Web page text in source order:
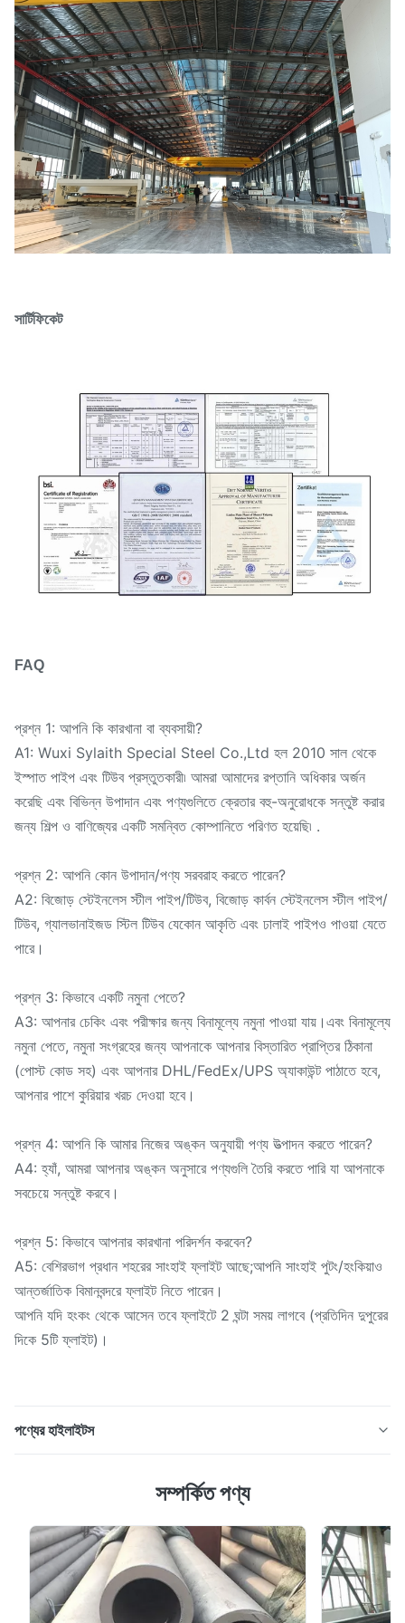
সার্টিফিকেট
FAQ
প্রশ্ন 1: আপনি কি কারখানা বা ব্যবসায়ী?
A1: Wuxi Sylaith Special Steel Co.,Ltd হল 2010 সাল থেকে
ইস্পাত পাইপ এবং টিউব প্রস্তুতকারী৷ আমরা আমাদের রপ্তানি অধিকার অর্জন
করেছি এবং বিভিন্ন উপাদান এবং পণ্যগুলিতে ক্রেতার বহু-অনুরোধকে সন্তুষ্ট করার
জন্য শিল্প ও বাণিজ্যের একটি সমন্বিত কোম্পানিতে পরিণত হয়েছি৷ .
প্রশ্ন 2: আপনি কোন উপাদান/পণ্য সরবরাহ করতে পারেন?
A2: বিজোড় স্টেইনলেস স্টীল পাইপ/টিউব, বিজোড় কার্বন স্টেইনলেস স্টীল পাইপ/
টিউব, গ্যালভানাইজড স্টিল টিউব যেকোন আকৃতি এবং ঢালাই পাইপও পাওয়া যেতে
পারে।
প্রশ্ন 3: কিভাবে একটি নমুনা পেতে?
A3: আপনার চেকিং এবং পরীক্ষার জন্য বিনামূল্যে নমুনা পাওয়া যায়।এবং বিনামূল্যে
নমুনা পেতে, নমুনা সংগ্রহের জন্য আপনাকে আপনার বিস্তারিত প্রাপ্তির ঠিকানা
(পোস্ট কোড সহ) এবং আপনার DHL/FedEx/UPS অ্যাকাউন্ট পাঠাতে হবে,
আপনার পাশে কুরিয়ার খরচ দেওয়া হবে।
প্রশ্ন 4: আপনি কি আমার নিজের অঙ্কন অনুযায়ী পণ্য উত্পাদন করতে পারেন?
A4: হ্যাঁ, আমরা আপনার অঙ্কন অনুসারে পণ্যগুলি তৈরি করতে পারি যা আপনাকে
সবচেয়ে সন্তুষ্ট করবে।
প্রশ্ন 5: কিভাবে আপনার কারখানা পরিদর্শন করবেন?
A5: বেশিরভাগ প্রধান শহরের সাংহাই ফ্লাইট আছে;আপনি সাংহাই পুটং/হংকিয়াও
আন্তর্জাতিক বিমানবন্দরে ফ্লাইট নিতে পারেন।
আপনি যদি হংকং থেকে আসেন তবে ফ্লাইটে 2 ঘন্টা সময় লাগবে (প্রতিদিন দুপুরের
দিকে 5টি ফ্লাইট)।
পণ্যের হাইলাইটস
গ্যালভানাইজড স্টিল টিউব GI পাইপ প্রি গ্যালভানাইজড স্টিল পাইপ উত্পাদন
ঘূর্ণিত বিজোড় ইস্পাত টিউব, কোল্ড টানা বিজোড় ইস্পাত টিউব, বহিষ্কৃত বিজোড়
ইস্পাত টিউব, পাইপ জ্যাকিং, ইত্য...
সম্পর্কিত পণ্য